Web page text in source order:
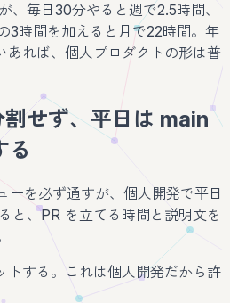
、毎日30分やると週で2.5時間、
3時間を加えると月で22時間。年
あれば、個人プロダクトの形は普
せず、平日は main
る
ーを必ず通すが、個人開発で平日
と、PR を立てる時間と説明文を
する。これは個人開発だから許